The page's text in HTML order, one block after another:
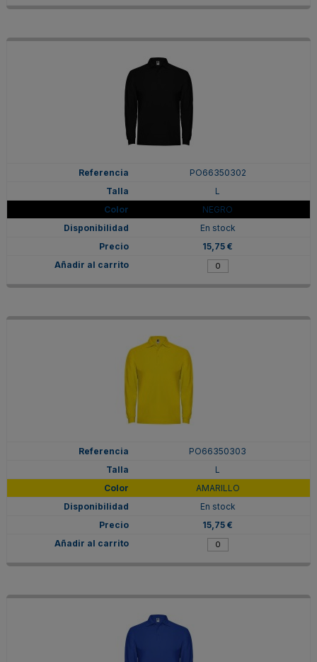
PO66350302
L
NEGRO
En stock
15,75 €
PO66350303
L
AMARILLO
En stock
15,75 €